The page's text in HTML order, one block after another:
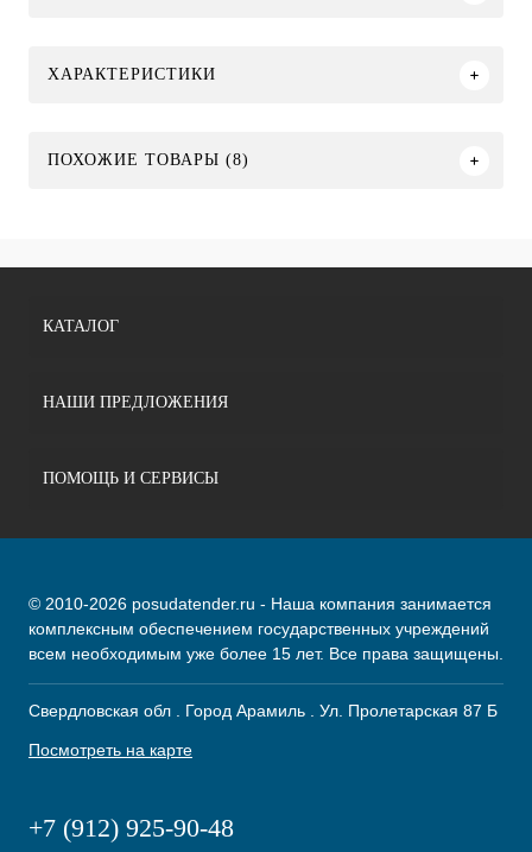
ХАРАКТЕРИСТИКИ
ПОХОЖИЕ ТОВАРЫ (8)
КАТАЛОГ
НАШИ ПРЕДЛОЖЕНИЯ
ПОМОЩЬ И СЕРВИСЫ
© 2010-2026 posudatender.ru - Наша компания занимается
комплексным обеспечением государственных учреждений
всем необходимым уже более 15 лет. Все права защищены.
Свердловская обл . Город Арамиль . Ул. Пролетарская 87 Б
Посмотреть на карте
+7 (912) 925-90-48